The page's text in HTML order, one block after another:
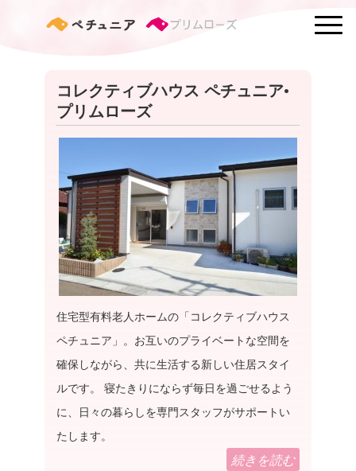
コレクティブハウス ペチュニア•
プリムローズ
住宅型有料老人ホームの「コレクティブハウス
ペチュニア」。お互いのプライベートな空間を
確保しながら、共に生活する新しい住居スタイ
ルです。 寝たきりにならず毎日を過ごせるよう
に、日々の暮らしを専門スタッフがサポートい
たします。
続きを読む